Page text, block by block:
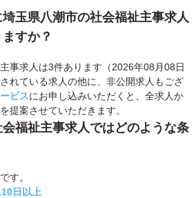
玉県八潮市の社会福祉主事求人
すか？
事求人は3件あります（2026年08月08日
れている求人の他に、非公開求人もござ
ビスにお申し込みいただくと、全求人か
提案させていただきます。
福祉主事求人ではどのような条
す。
日以上